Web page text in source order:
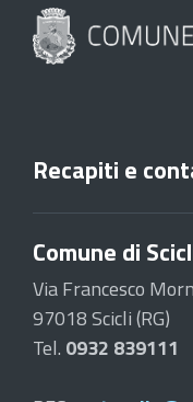
Recapiti e
Comune di
Via Francesco
97018 Scicli (RG)
Tel. 0932 839111